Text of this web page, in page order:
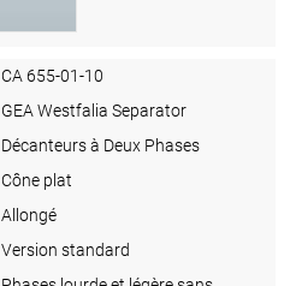
CA 655-01-10
GEA Westfalia Separator
Décanteurs à Deux Phases
Cône plat
Allongé
Version standard